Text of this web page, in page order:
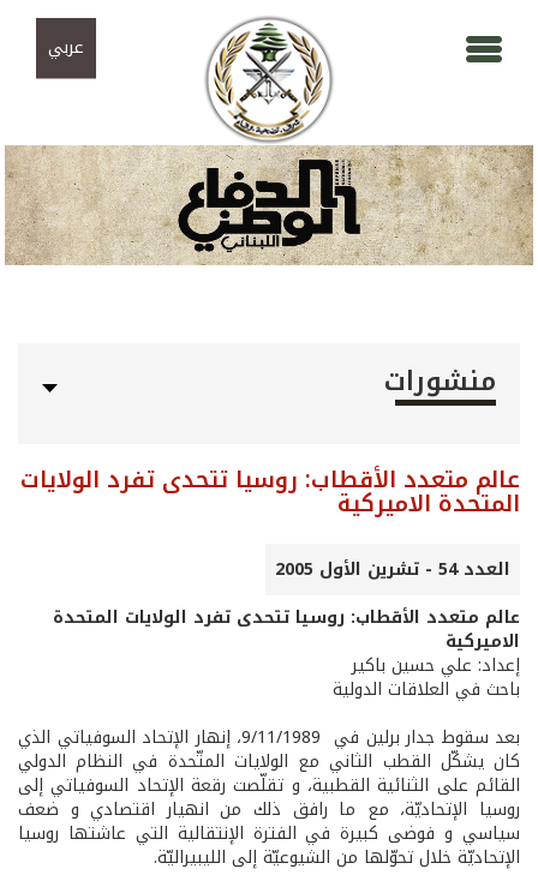
عربي
منشورات
عالم متعدد الأقطاب: روسيا تتحدى تفرد الولايات
المتحدة الاميركية
العدد 54 - تشرين الأول 2005
عالم متعدد الأقطاب: روسيا تتحدى تفرد الولايات المتحدة
الاميركية
إعداد: علي حسين باكير
باحث في العلاقات الدولية
بعد سقوط جدار برلين في 9/11/1989، إنهار الإتحاد السوفياتي الذي
كان يشكّل القطب الثاني مع الولايات المتّحدة في النظام الدولي
القائم على الثنائية القطبية، و تقلّصت رقعة الإتحاد السوفياتي إلى
روسيا الإتحاديّة، مع ما رافق ذلك من انهيار اقتصادي و ضعف
سياسي و فوضى كبيرة في الفترة الإنتقالية التي عاشتها روسيا
الإتحاديّة خلال تحوّلها من الشيوعيّة إلى الليبيراليّة.